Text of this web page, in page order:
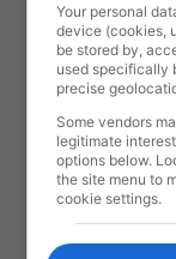
Your personal
device (cookies,
be stored by,
used specifically
precise
Some vendors
legitimate
options below.
the site menu to
cookie settings.